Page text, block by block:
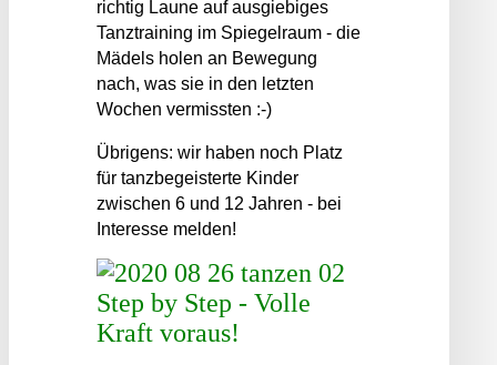
richtig Laune auf ausgiebiges
Tanztraining im Spiegelraum - die
Mädels holen an Bewegung
nach, was sie in den letzten
Wochen vermissten :-)
Übrigens: wir haben noch Platz
für tanzbegeisterte Kinder
zwischen 6 und 12 Jahren - bei
Interesse melden!
Step by Step - Volle
Kraft voraus!